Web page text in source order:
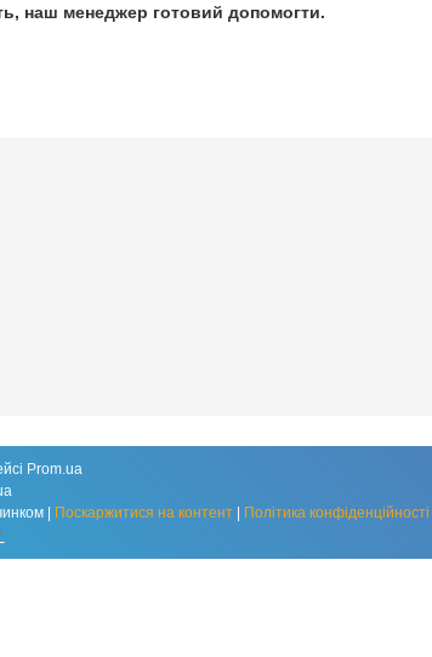
наш менеджер готовий допомогти.
Prom.ua
Поскаржитися на контент
Політика конфіденційності